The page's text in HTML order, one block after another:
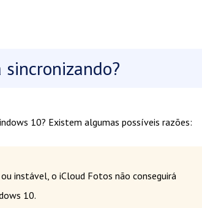
10? Existem algumas possíveis razões:
instável, o iCloud Fotos não conseguirá
10.